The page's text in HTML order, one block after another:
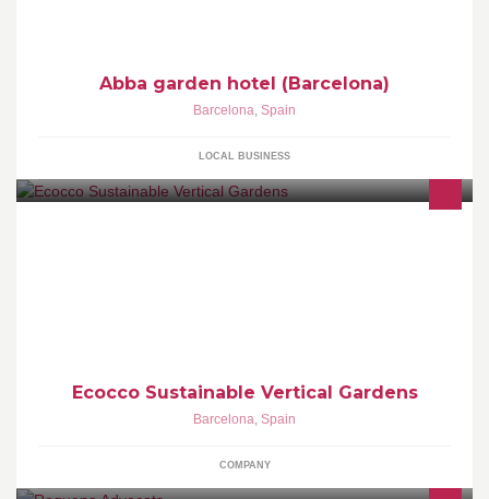
Abba garden hotel (Barcelona)
Barcelona, Spain
LOCAL BUSINESS
Ecocco Sustainable Vertical Gardens
Barcelona, Spain
COMPANY